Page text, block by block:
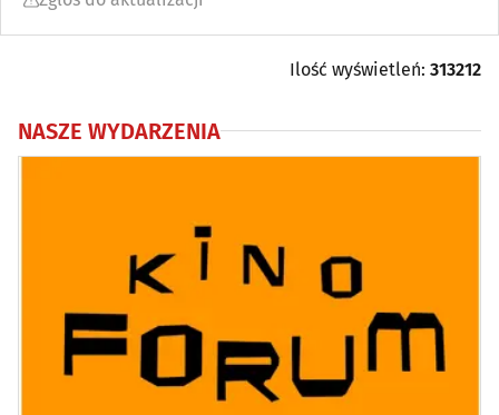
Ilość wyświetleń: 313212
NASZE WYDARZENIA